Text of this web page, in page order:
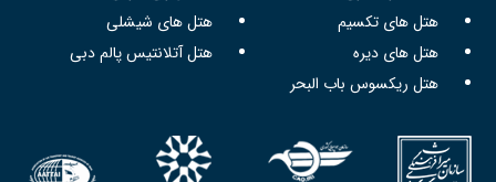
هتل های تکسیم
هتل های شیشلی
هتل های دیره
هتل آتلانتیس پالم دبی
هتل ریکسوس باب البحر